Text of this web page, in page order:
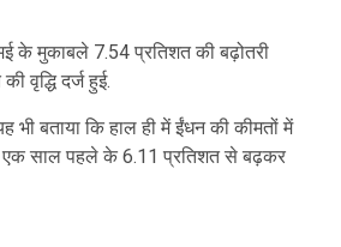
के मुकाबले 7.54 प्रतिशत की बढ़ोतरी
वृद्धि दर्ज हुई.
भी बताया कि हाल ही में ईंधन की कीमतों में
एक साल पहले के 6.11 प्रतिशत से बढ़कर